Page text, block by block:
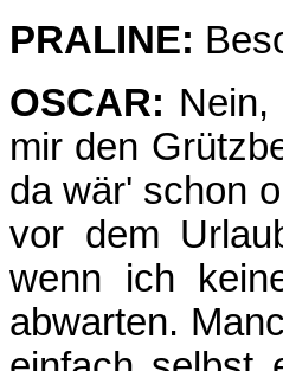
PRALINE:
OSCAR: Nein,
mir den
da wär' schon
vor dem
wenn ich
abwarten.